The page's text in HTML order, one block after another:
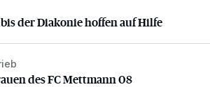
der Diakonie hoffen auf Hilfe
der Diakonie hoffen auf Hilfe
des FC Mettmann 08
des FC Mettmann 08